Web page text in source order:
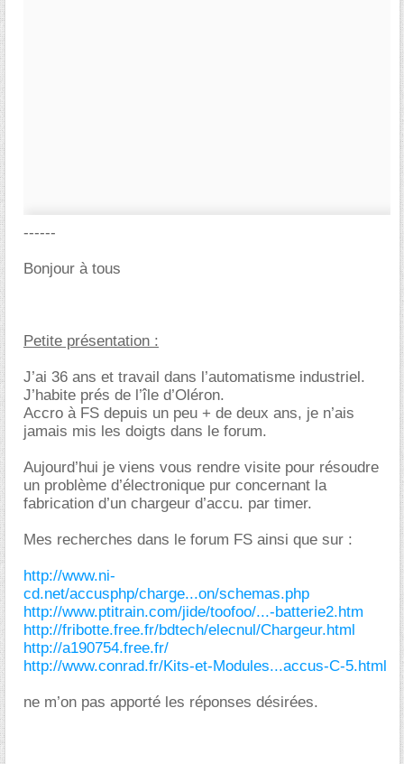
------
Bonjour à tous
Petite présentation :
J’ai 36 ans et travail dans l’automatisme industriel.
J’habite prés de l’île d’Oléron.
Accro à FS depuis un peu + de deux ans, je n’ais
jamais mis les doigts dans le forum.
Aujourd’hui je viens vous rendre visite pour résoudre
un problème d’électronique pur concernant la
fabrication d’un chargeur d’accu. par timer.
Mes recherches dans le forum FS ainsi que sur :
http://www.ni-
cd.net/accusphp/charge...on/schemas.php
http://www.ptitrain.com/jide/toofoo/...-batterie2.htm
http://fribotte.free.fr/bdtech/elecnul/Chargeur.html
http://a190754.free.fr/
http://www.conrad.fr/Kits-et-Modules...accus-C-5.html
ne m’on pas apporté les réponses désirées.